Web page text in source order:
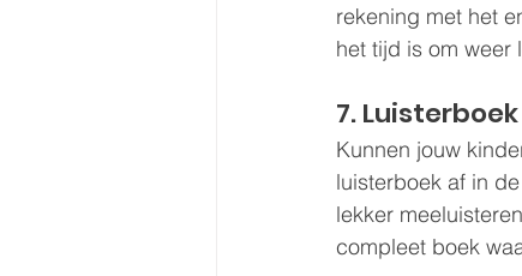
rekening met het
het tijd is om weer
7. Luisterboek
Kunnen jouw
luisterboek af in
lekker
compleet boek